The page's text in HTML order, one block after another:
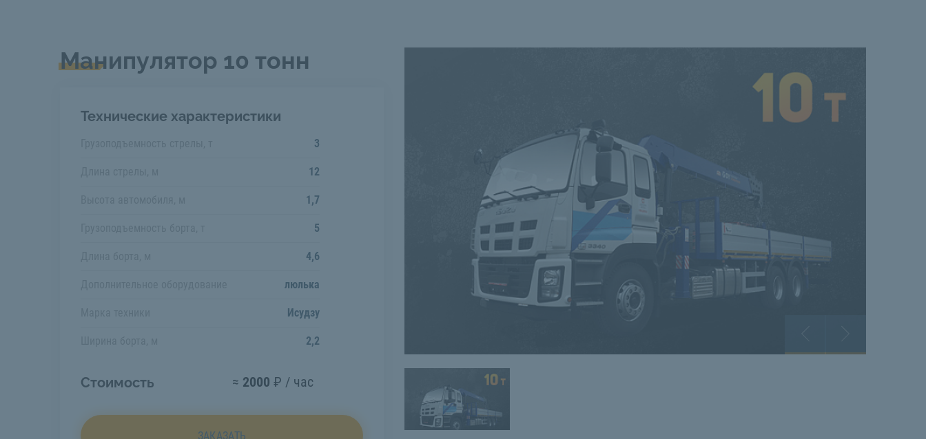
Манипулятор 10 тонн
Технические характеристики
3
12
1,7
5
4,6
люлька
Исудзу
2,2
Стоимость ≈ 2000 ₽ / час
ЗАКАЗАТЬ